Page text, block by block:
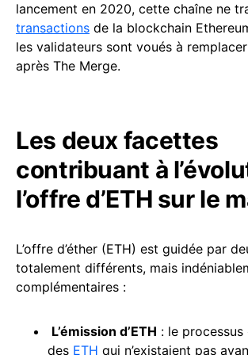
lancement en 2020, cette chaîne ne
transactions de la blockchain
les validateurs sont voués à
après The Merge.
Les deux facettes
contribuant à
l’offre d’ETH sur le
L’offre d’éther (ETH) est guidée par
totalement différents, mais
complémentaires :
L’émission d’ETH : le
des ETH qui n’existaient pas